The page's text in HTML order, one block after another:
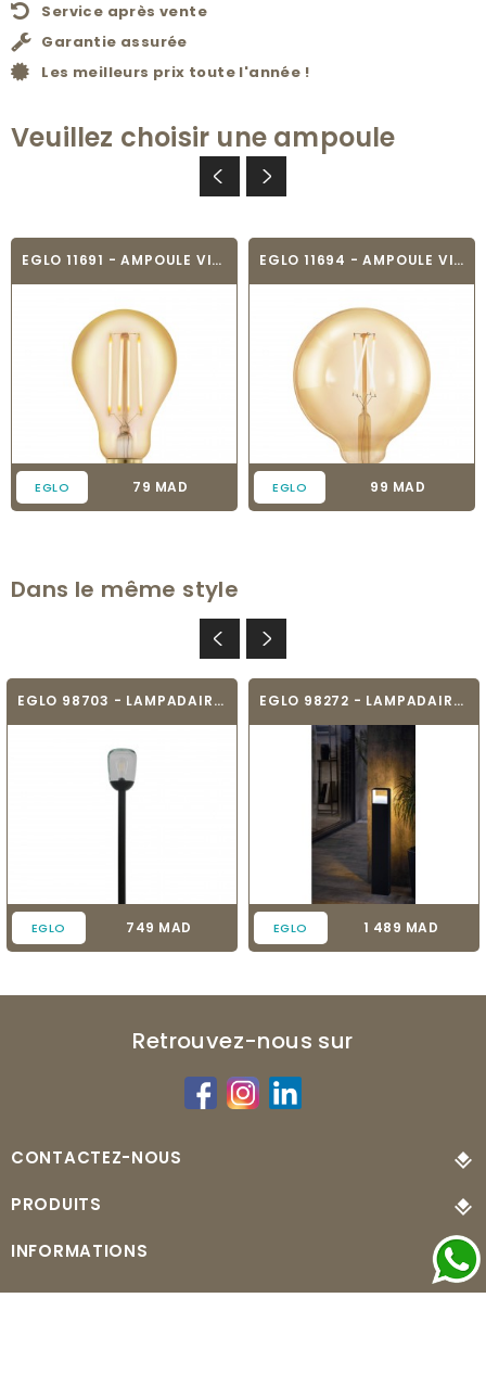
Service après vente
Garantie assurée
Les meilleurs prix toute l'année !
Veuillez choisir une ampoule
EGLO 11691 - AMPOULE VINTAGE LED - LED_E27
EGLO Prix
79 MAD
EGLO 11694 - AMPOULE VINTAGE LED - LED_E27
EGLO Prix
99 MAD
Dans le même style
EGLO 98703 - LAMPADAIRE - DONATORI
EGLO Prix
749 MAD
EGLO 98272 - LAMPADAIRE - DONINNI 1
EGLO Prix
1 489 MAD
Retrouvez-nous sur
CONTACTEZ-NOUS
PRODUITS
INFORMATIONS